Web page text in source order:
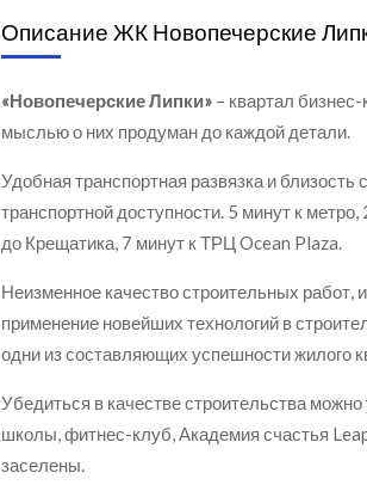
Описание ЖК Новопечерские
«Новопечерские Липки»– квартал бизнес-
мыслью о них продуман до каждой детали.
Удобная транспортная развязка и
транспортной доступности. 5 минут к
до Крещатика, 7 минут к ТРЦ Ocean Plaza.
Неизменное качество строительных работ,
применение новейших технологий в
одни из составляющих успешности жилого
Убедиться в качестве строительства
школы, фитнес-клуб, Академия счастья
заселены.